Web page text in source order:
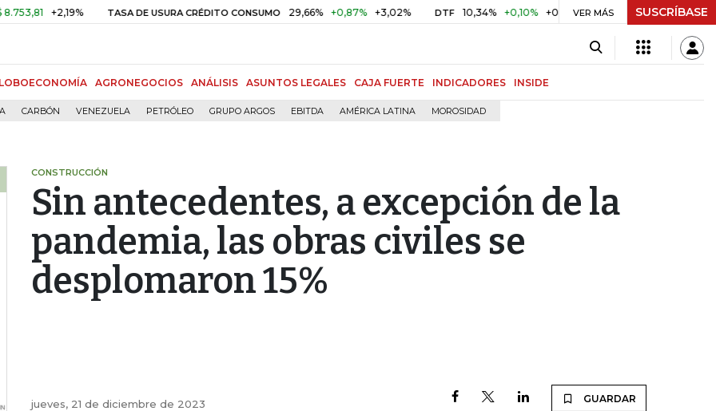
+2,19% TASA DE USURA CRÉDITO CONSUMO 29,66% +0,87% +3,02% DTF 10,34% +0,10% +0,98% UVR $ 416,86 +$ 0,05 +0,01%
VER MÁS SUSCRÍBASE
AGRONEGOCIOS ANÁLISIS ASUNTOS LEGALES CAJA FUERTE INDICADORES INSIDE
CARBÓN VENEZUELA PETRÓLEO GRUPO ARGOS EBITDA AMÉRICA LATINA MOROSIDAD
CONSTRUCCIÓN
Sin antecedentes, a excepción de la
pandemia, las obras civiles se
desplomaron 15%
jueves, 21 de diciembre de 2023 GUARDAR